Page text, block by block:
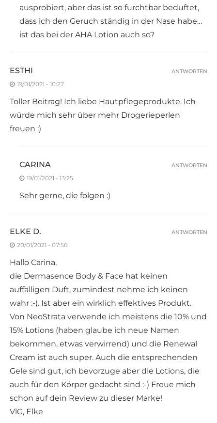
ausprobiert, aber das ist so furchtbar beduftet,
dass ich den Geruch ständig in der Nase habe…
ist das bei der AHA Lotion auch so?
ESTHI
19/01/2021 - 10:27
Toller Beitrag! Ich liebe Hautpflegeprodukte. Ich
würde mich sehr über mehr Drogerieperlen
freuen :)
ANTWORTEN
CARINA
19/01/2021 - 13:25
Sehr gerne, die folgen :)
ANTWORTEN
ELKE D.
20/01/2021 - 07:56
Hallo Carina,
die Dermasence Body & Face hat keinen
auffälligen Duft, zumindest nehme ich keinen
wahr :-). Ist aber ein wirklich effektives Produkt.
Von NeoStrata verwende ich meistens die 10% und
15% Lotions (haben glaube ich neue Namen
bekommen, etwas verwirrend) und die Renewal
Cream ist auch super. Auch die entsprechenden
Gele sind gut, ich bevorzuge aber die Lotions, die
auch für den Körper gedacht sind :-) Freue mich
schon auf dein Review zu dieser Marke!
VlG, Elke
ANTWORTEN